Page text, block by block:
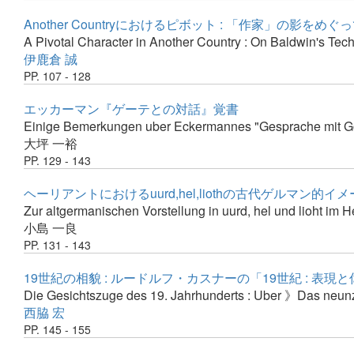
Another Countryにおけるピボット : 「作家」の影をめぐ
A Pivotal Character in Another Country : On Baldwin's
伊鹿倉 誠
PP. 107 - 128
エッカーマン『ゲーテとの対話』覚書
Einige Bemerkungen uber Eckermannes "Gesprache mit
大坪 一裕
PP. 129 - 143
ヘーリアントにおけるuurd,hel,liothの古代ゲルマン的イメ
Zur altgermanischen Vorstellung in uurd, hel und lioht im
小島 一良
PP. 131 - 143
19世紀の相貌 : ルードルフ・カスナーの「19世紀 : 表現
Die Gesichtszuge des 19. Jahrhunderts : Uber 》Das
西脇 宏
PP. 145 - 155